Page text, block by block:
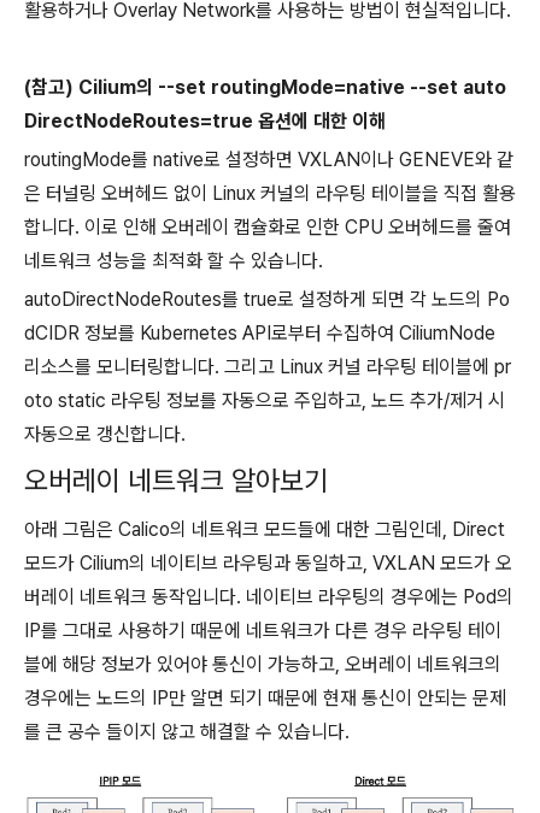
활용하거나 Overlay Network를 사용하는 방법이 현실적입니다.
(참고) Cilium의 --set routingMode=native --set auto
DirectNodeRoutes=true 옵션에 대한 이해
routingMode를 native로 설정하면 VXLAN이나 GENEVE와 같
은 터널링 오버헤드 없이 Linux 커널의 라우팅 테이블을 직접 활용
합니다. 이로 인해 오버레이 캡슐화로 인한 CPU 오버헤드를 줄여
네트워크 성능을 최적화 할 수 있습니다.
autoDirectNodeRoutes를 true로 설정하게 되면 각 노드의 Po
dCIDR 정보를 Kubernetes API로부터 수집하여 CiliumNode
리소스를 모니터링합니다. 그리고 Linux 커널 라우팅 테이블에 pr
oto static 라우팅 정보를 자동으로 주입하고, 노드 추가/제거 시
자동으로 갱신합니다.
오버레이 네트워크 알아보기
아래 그림은 Calico의 네트워크 모드들에 대한 그림인데, Direct
모드가 Cilium의 네이티브 라우팅과 동일하고, VXLAN 모드가 오
버레이 네트워크 동작입니다. 네이티브 라우팅의 경우에는 Pod의
IP를 그대로 사용하기 때문에 네트워크가 다른 경우 라우팅 테이
블에 해당 정보가 있어야 통신이 가능하고, 오버레이 네트워크의
경우에는 노드의 IP만 알면 되기 때문에 현재 통신이 안되는 문제
를 큰 공수 들이지 않고 해결할 수 있습니다.